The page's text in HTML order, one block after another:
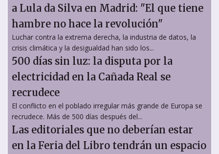
a Lula da Silva en Madrid: "El que tiene
hambre no hace la revolución"
Luchar contra la extrema derecha, la industria de datos, la
crisis climática y la desigualdad han sido los...
500 días sin luz: la disputa por la
electricidad en la Cañada Real se
recrudece
El conflicto en el poblado irregular más grande de Europa se
recrudece. Más de 500 días después del...
Las editoriales que no deberían estar
en la Feria del Libro tendrán un espacio